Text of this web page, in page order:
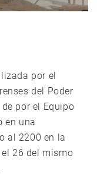
por el
del Poder
por el Equipo
en una
al 2200 en la
26 del mismo